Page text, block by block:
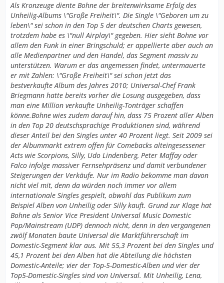
Als Kronzeuge diente Bohne der breitenwirksame Erfolg des
Unheilig-Albums \"Große Freiheit\". Die Single \"Geboren um zu
leben\" sei schon in den Top 5 der deutschen Charts gewesen,
trotzdem habe es \"null Airplay\" gegeben. Hier sieht Bohne vor
allem den Funk in einer Bringschuld; er appellierte aber auch an
alle Medienpartner und den Handel, das Segment massiv zu
unterstützen. Warum er das angemessen findet, untermauerte
er mit Zahlen: \"Große Freiheit\" sei schon jetzt das
bestverkaufte Album des Jahres 2010; Universal-Chef Frank
Briegmann hatte bereits vorher die Losung ausgegeben, dass
man eine Million verkaufte Unheilig-Tonträger schaffen
könne.Bohne wies zudem darauf hin, dass 75 Prozent aller Alben
in den Top 20 deutschsprachige Produktionen sind, während
dieser Anteil bei den Singles unter 40 Prozent liegt. Seit 2009 sei
der Albummarkt extrem offen für Comebacks alteingesessener
Acts wie Scorpions, Silly, Udo Lindenberg, Peter Maffay oder
Falco infolge massiver Fernsehpräsenz und damit verbundener
Steigerungen der Verkäufe. Nur im Radio bekomme man davon
nicht viel mit, denn da würden noch immer vor allem
internationale Singles gespielt, obwohl das Publikum zum
Beispiel Alben von Unheilig oder Silly kauft. Grund zur Klage hat
Bohne als Senior Vice President Universal Music Domestic
Pop/Mainstream (UDP) dennoch nicht, denn in den vergangenen
zwölf Monaten baute Universal die Marktführerschaft im
Domestic-Segment klar aus. Mit 55,3 Prozent bei den Singles und
45,1 Prozent bei den Alben hat die Abteilung die höchsten
Domestic-Anteile; vier der Top-5-Domestic-Alben und vier der
Top5-Domestic-Singles sind von Universal. Mit Unheilig, Lena,